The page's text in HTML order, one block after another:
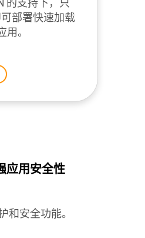
的支持下，只
部署快速加载
。
应用安全性
和安全功能。